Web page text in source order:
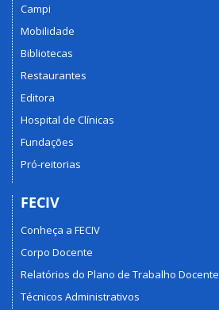
Campi
Mobilidade
Bibliotecas
Restaurantes
Editora
Hospital de Clínicas
Fundações
Pró-reitorias
FECIV
Conheça a FECIV
Corpo Docente
Relatórios do Plano de Trabalho Docente
Técnicos Administrativos